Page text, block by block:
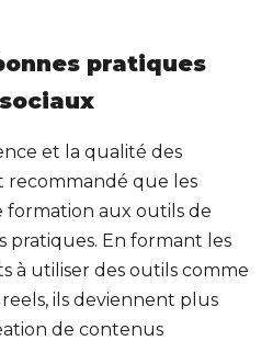
pratiques
et la qualité des
recommandé que les
aux outils de
pratiques. En formant les
à utiliser des outils comme
ils deviennent plus
de contenus